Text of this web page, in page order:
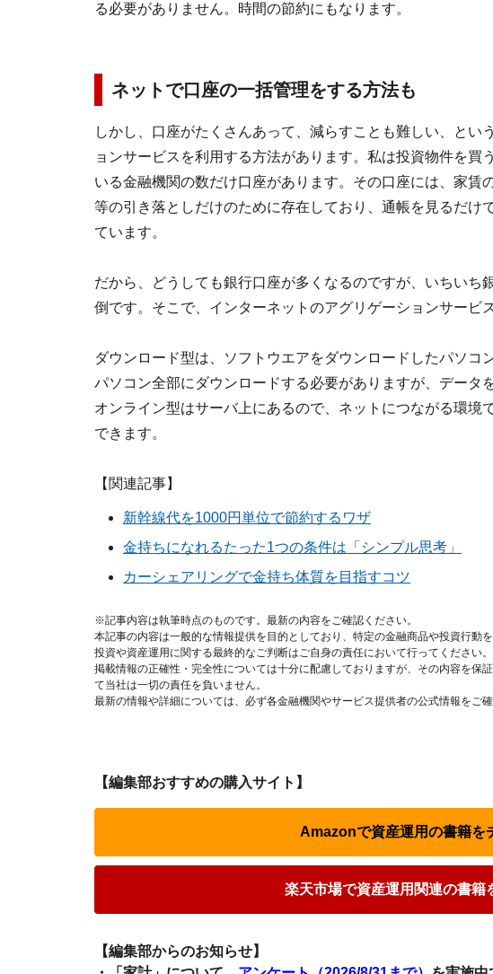
る必要がありません。時間の節約にもなります。
ネットで口座の一括管理をする方法も
しかし、口座がたくさんあって、減らすことも難しい、とい
ョンサービスを利用する方法があります。私は投資物件を買
いる金融機関の数だけ口座があります。その口座には、家賃
等の引き落としだけのために存在しており、通帳を見るだけ
ています。
だから、どうしても銀行口座が多くなるのですが、いちいち
倒です。そこで、インターネットのアグリゲーションサービ
ダウンロード型は、ソフトウエアをダウンロードしたパソコ
パソコン全部にダウンロードする必要がありますが、データ
オンライン型はサーバ上にあるので、ネットにつながる環境
できます。
【関連記事】
新幹線代を1000円単位で節約するワザ
金持ちになれるたった1つの条件は「シンプル思考」
カーシェアリングで金持ち体質を目指すコツ
※記事内容は執筆時点のものです。最新の内容をご確認ください。
本記事の内容は一般的な情報提供を目的としており、特定の金融商品や投資行動
投資や資産運用に関する最終的なご判断はご自身の責任において行ってください。
掲載情報の正確性・完全性については十分に配慮しておりますが、その内容を保
て当社は一切の責任を負いません。
最新の情報や詳細については、必ず各金融機関やサービス提供者の公式情報をご確
【編集部おすすめの購入サイト】
Amazonで資産運用の書籍を
楽天市場で資産運用関連の書籍
【編集部からのお知らせ】